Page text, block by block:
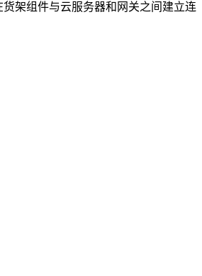
架组件与云服务器和网关之间建立连